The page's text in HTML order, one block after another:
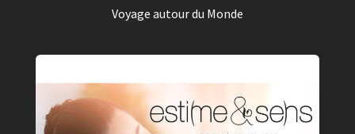
Voyage autour du Monde